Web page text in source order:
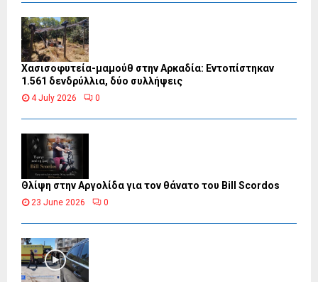
Χασισοφυτεία-μαμούθ στην Αρκαδία: Εντοπίστηκαν
1.561 δενδρύλλια, δύο συλλήψεις
4 July 2026 0
Θλίψη στην Αργολίδα για τον θάνατο του Bill Scordos
23 June 2026 0